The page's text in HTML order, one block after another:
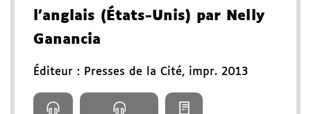
l'anglais (États-Unis) par Nelly
Ganancia
Éditeur : Presses de la Cité, impr. 2013